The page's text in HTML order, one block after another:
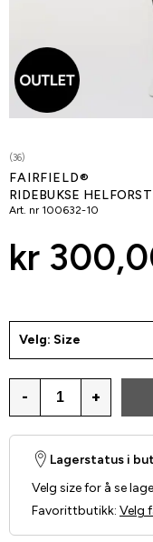
(36)
FAIRFIELD®
RIDEBUKSE
Art. nr 100632-10
kr
Velg: Size
- +
Lagerstatus i
Velg size for å se
Favorittbutikk: Velg